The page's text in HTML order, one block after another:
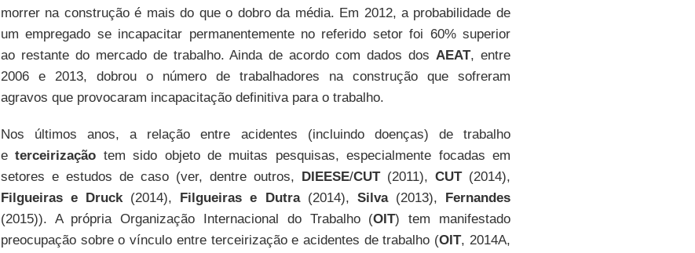
morrer na construção é mais do que o dobro da média. Em 2012, a probabilidade de
um empregado se incapacitar permanentemente no referido setor foi 60% superior
ao restante do mercado de trabalho. Ainda de acordo com dados dosAEAT, entre
2006 e 2013, dobrou o número de trabalhadores na construção que sofreram
agravos que provocaram incapacitação definitiva para o trabalho.
Nos últimos anos, a relação entre acidentes (incluindo doenças) de trabalho
eterceirização tem sido objeto de muitas pesquisas, especialmente focadas em
setores e estudos de caso (ver, dentre outros, DIEESE/CUT(2011), CUT(2014),
Filgueiras e Druck(2014), Filgueiras e Dutra(2014), Silva(2013), Fernandes
(2015)). A própria Organização Internacional do Trabalho (OIT) tem manifestado
preocupação sobre o vínculo entre terceirização e acidentes de trabalho (OIT, 2014A,